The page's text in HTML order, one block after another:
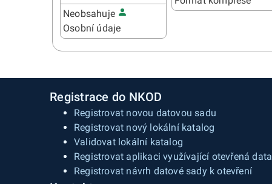
Neobsahuje
Osobní údaje
Registrace do NKOD
Registrovat novou datovou sadu
Registrovat nový lokální katalog
Validovat lokální katalog
Registrovat aplikaci využívající otevřená data
Registrovat návrh datové sady k otevření